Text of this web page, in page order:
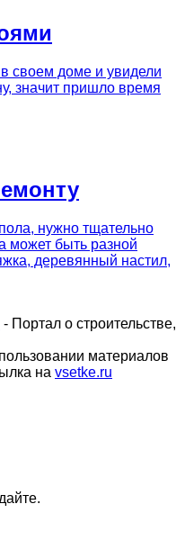
своем доме и увидели
значит пришло время
нужно тщательно
может быть разной
деревянный настил,
- Портал о строительстве,
материалов
на vsetke.ru